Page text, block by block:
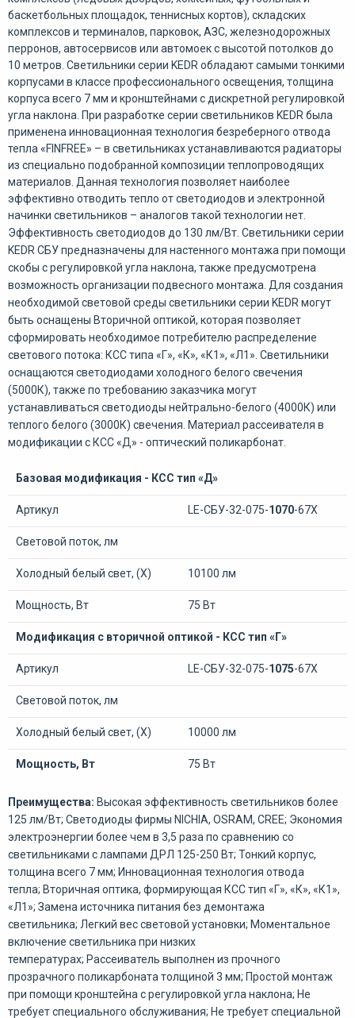
баскетбольных площадок, теннисных кортов), складских
комплексов и терминалов, парковок, АЗС, железнодорожных
перронов, автосервисов или автомоек с высотой потолков до
10 метров. Светильники серии KEDR обладают самыми тонкими
корпусами в классе профессионального освещения, толщина
корпуса всего 7 мм и кронштейнами с дискретной регулировкой
угла наклона. При разработке серии светильников KEDR была
применена инновационная технология безреберного отвода
тепла «FINFREE» – в светильниках устанавливаются радиаторы
из специально подобранной композиции теплопроводящих
материалов. Данная технология позволяет наиболее
эффективно отводить тепло от светодиодов и электронной
начинки светильников – аналогов такой технологии нет.
Эффективность светодиодов до 130 лм/Вт. Светильники серии
KEDR СБУ предназначены для настенного монтажа при помощи
скобы с регулировкой угла наклона, также предусмотрена
возможность организации подвесного монтажа. Для создания
необходимой световой среды светильники серии KEDR могут
быть оснащены Вторичной оптикой, которая позволяет
сформировать необходимое потребителю распределение
светового потока: КСС типа «Г», «К», «К1», «Л1». Светильники
оснащаются светодиодами холодного белого свечения
(5000К), также по требованию заказчика могут
устанавливаться светодиоды нейтрально-белого (4000К) или
теплого белого (3000К) свечения. Материал рассеивателя в
модификации с КСС «Д» - оптический поликарбонат.
Базовая модификация - КСС тип «Д»
Артикул LE-СБУ-32-075-1070-67Х
Световой поток, лм
Холодный белый свет, (Х) 10100 лм
Мощность, Вт 75 Вт
Модификация с вторичной оптикой - КСС тип «Г»
Артикул LE-СБУ-32-075-1075-67Х
Световой поток, лм
Холодный белый свет, (Х) 10000 лм
Мощность, Вт 75 Вт
Преимущества: Высокая эффективность светильников более
125 лм/Вт; Светодиоды фирмы NICHIA, OSRAM, CREE; Экономия
электроэнергии более чем в 3,5 раза по сравнению со
светильниками с лампами ДРЛ 125-250 Вт; Тонкий корпус,
толщина всего 7 мм; Инновационная технология отвода
тепла; Вторичная оптика, формирующая КСС тип «Г», «К», «К1»,
«Л1»; Замена источника питания без демонтажа
светильника; Легкий вес световой установки; Моментальное
включение светильника при низких
температурах; Рассеиватель выполнен из прочного
прозрачного поликарбоната толщиной 3 мм; Простой монтаж
при помощи кронштейна с регулировкой угла наклона; Не
требует специального обслуживания; Не требует специальной